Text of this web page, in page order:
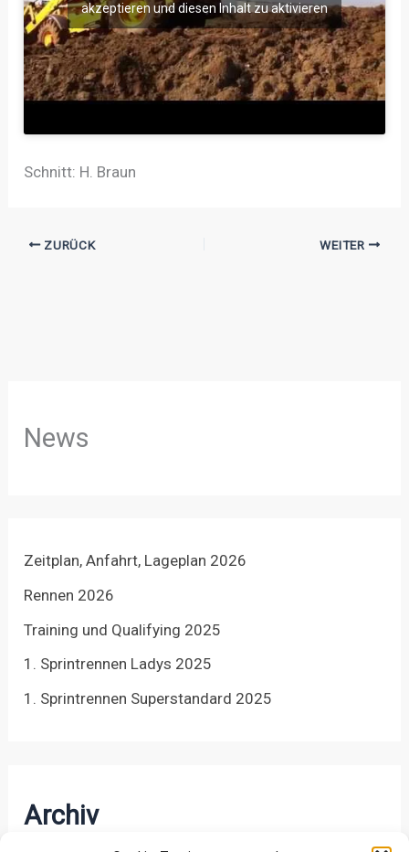
akzeptieren und diesen Inhalt zu aktivieren
Schnitt: H. Braun
ZURÜCK WEITER
News
Zeitplan, Anfahrt, Lageplan 2026
Rennen 2026
Training und Qualifying 2025
1. Sprintrennen Ladys 2025
1. Sprintrennen Superstandard 2025
Archiv